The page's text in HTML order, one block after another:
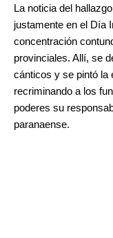
La noticia del
justamente en el Día
concentración
provinciales. Allí, se
cánticos y se pintó la
recriminando a los
poderes su
paranaense.